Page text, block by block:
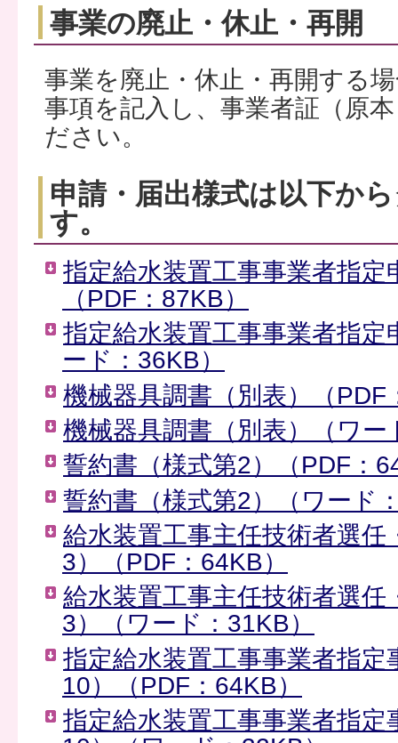
事業の廃止・休止・再開
事業を廃止・休止・再開する
事項を記入し、事業者証（原
ださい。
申請・届出様式は以下か
す。
指定給水装置工事事業者指定
（PDF：87KB）
指定給水装置工事事業者指
ード：36KB）
機械器具調書（別表）（PDF
機械器具調書（別表）（ワー
誓約書（様式第2）（PDF：
誓約書（様式第2）（ワード
給水装置工事主任技術者選任
3）（PDF：64KB）
給水装置工事主任技術者選任
3）（ワード：31KB）
指定給水装置工事事業者指定
10）（PDF：64KB）
指定給水装置工事事業者指定